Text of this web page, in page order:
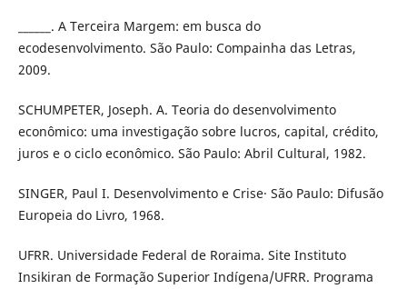
______. A Terceira Margem: em busca do
ecodesenvolvimento. São Paulo: Compainha das Letras,
2009.
SCHUMPETER, Joseph. A. Teoria do desenvolvimento
econômico: uma investigação sobre lucros, capital, crédito,
juros e o ciclo econômico. São Paulo: Abril Cultural, 1982.
SINGER, Paul I. Desenvolvimento e Crise· São Paulo: Difusão
Europeia do Livro, 1968.
UFRR. Universidade Federal de Roraima. Site Instituto
Insikiran de Formação Superior Indígena/UFRR. Programa